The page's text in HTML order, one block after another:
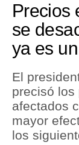
Economía
Mercados
Política
Finanzas
Precios
se
ya es
El
precisó los
afectados
mayor
los